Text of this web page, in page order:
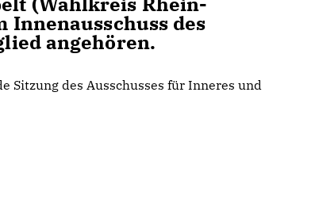
des
angehören.
Sitzung des Ausschusses für Inneres und